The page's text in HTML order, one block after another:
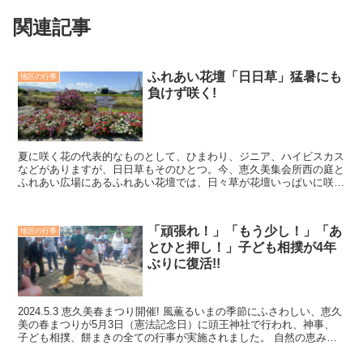
関連記事
地区の行事
ふれあい花壇「日日草」猛暑にも
負けず咲く!
夏に咲く花の代表的なものとして、ひまわり、ジニア、ハイビスカス
などがありますが、日日草もそのひとつ。今、恵久美集会所西の庭と
ふれあい広場にあるふれあい花壇では、日々草が花壇いっぱいに咲き
地区の行事
「頑張れ！」「もう少し！」「あ
とひと押し！」子ども相撲が4年
ぶりに復活!!
2024.5.3 恵久美春まつり開催! 風薫るいまの季節にふさわしい、恵久
美の春まつりが5月3日（憲法記念日）に頭王神社で行われ、神事、
子ども相撲、餅まきの全ての行事が実施されました。 自然の恵みに